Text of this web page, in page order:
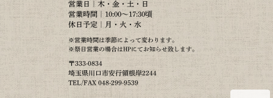
営業日｜木・金・土・日
営業時間｜10:00～17:30頃
休日予定｜月・火・水
※営業時間は季節によって変わります。
※祭日営業の場合はHPにてお知らせ致します。
〒333-0834
埼玉県川口市安行領根岸2244
TEL/FAX 048-299-9539